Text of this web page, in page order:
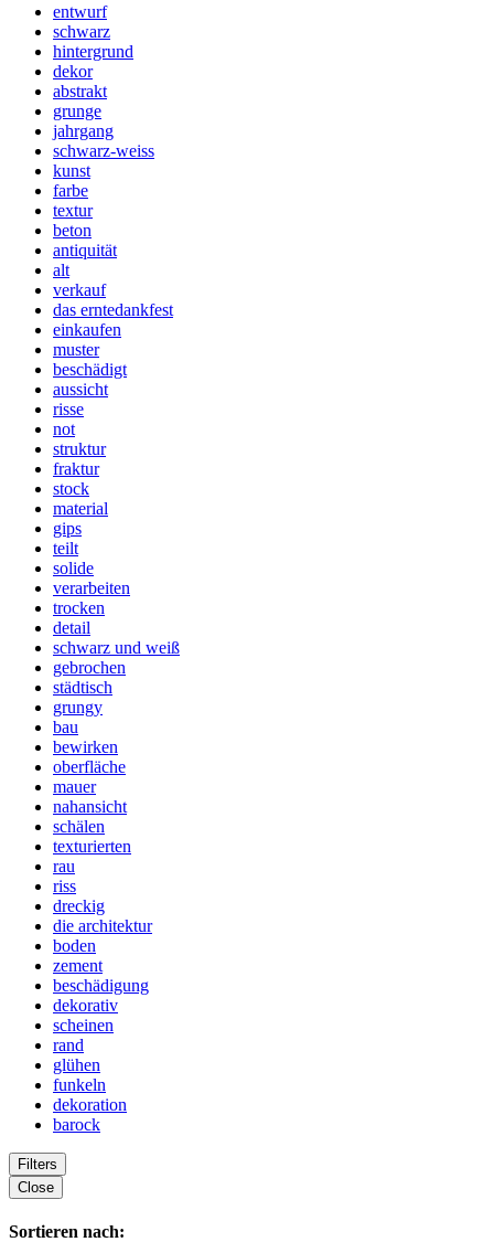
entwurf
schwarz
hintergrund
dekor
abstrakt
grunge
jahrgang
schwarz-weiss
kunst
farbe
textur
beton
antiquität
alt
verkauf
das erntedankfest
einkaufen
muster
beschädigt
aussicht
risse
not
struktur
fraktur
stock
material
gips
teilt
solide
verarbeiten
trocken
detail
schwarz und weiß
gebrochen
städtisch
grungy
bau
bewirken
oberfläche
mauer
nahansicht
schälen
texturierten
rau
riss
dreckig
die architektur
boden
zement
beschädigung
dekorativ
scheinen
rand
glühen
funkeln
dekoration
barock
Filters
Close
Sortieren nach: